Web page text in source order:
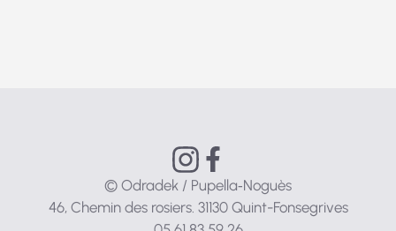
© Odradek / Pupella‑Noguès
46, Chemin des rosiers. 31130 Quint-Fonsegrives